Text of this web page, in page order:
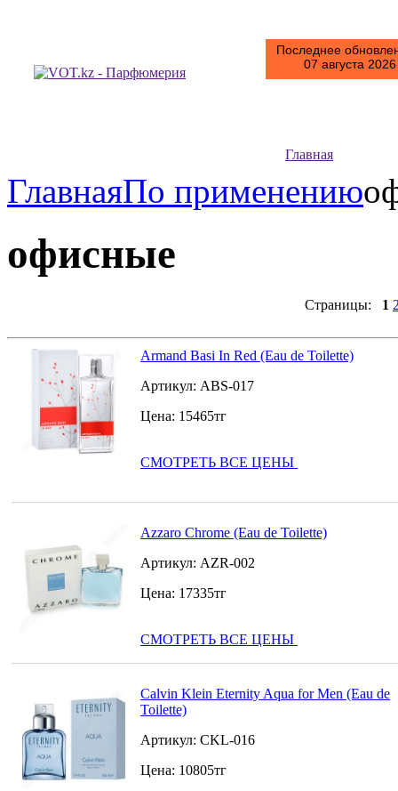
Последнее
07 августа
Главная
ГлавнаяПо применению
офисные
Страницы: 1
Armand Basi In Red (Eau de Toilette)
Артикул: ABS-017
Цена: 15465тг
СМОТРЕТЬ ВСЕ ЦЕНЫ
Azzaro Chrome (Eau de Toilette)
Артикул: AZR-002
Цена: 17335тг
СМОТРЕТЬ ВСЕ ЦЕНЫ
Calvin Klein Eternity Aqua for Men (Eau de
Toilette)
Артикул: CKL-016
Цена: 10805тг